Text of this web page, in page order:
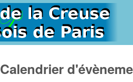
Calendrier